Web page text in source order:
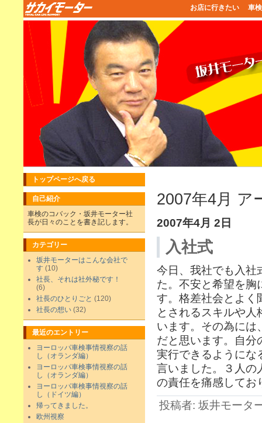
お店に行きたい 車
トップページへ戻る
自己紹介
車検のコバック・坂井モーター社
長が日々のことを書き記します。
カテゴリー
坂井モーターはこんな会社で
す (10)
社長、それは社外秘です！
(6)
社長のひとりごと (120)
社長の想い (32)
最近のエントリー
ヨーロッパ車検事情視察の話
し（オランダ編）
ヨーロッパ車検事情視察の話
し（オランダ編）
ヨーロッパ車検事情視察の話
し（ドイツ編）
帰ってきました。
欧州視察
2007年4月 ア
2007年4月 2日
入社式
今日、我社でも入社
た。不安と希望を胸
す。格差社会とよく
とされるスキルや
います。その為には
だと思います。自分
実行できるようにな
言いました。３人の
の責任を痛感してお
投稿者: 坂井モータ